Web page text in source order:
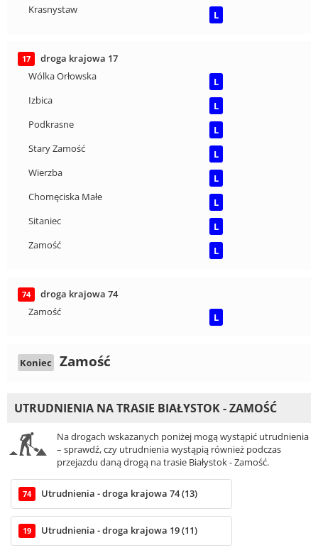
Krasnystaw L
17
droga krajowa 17
Wólka Orłowska
L
Izbica
L
Podkrasne
L
Stary Zamość
L
Wierzba
L
Chomęciska Małe
L
Sitaniec
L
Zamość
L
74
droga krajowa 74
Zamość
L
Koniec Zamość
UTRUDNIENIA NA TRASIE BIAŁYSTOK - ZAMOŚĆ
Na drogach wskazanych poniżej mogą wystąpić utrudnienia
– sprawdź, czy utrudnienia wystąpią również podczas
przejazdu daną drogą na trasie Białystok - Zamość.
74 Utrudnienia - droga krajowa 74 (13)
19 Utrudnienia - droga krajowa 19 (11)